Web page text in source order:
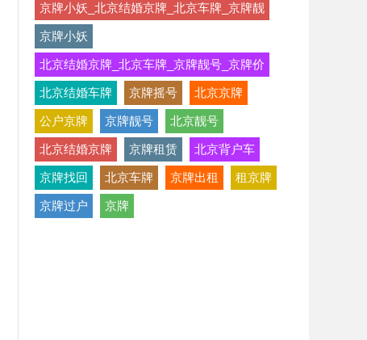
京牌小妖_北京结婚京牌_北京车牌_京牌靓
京牌小妖
北京结婚京牌_北京车牌_京牌靓号_京牌价
北京结婚车牌 京牌摇号 北京京牌
公户京牌 京牌靓号 北京靓号
北京结婚京牌 京牌租赁 北京背户车
京牌找回 北京车牌 京牌出租 租京牌
京牌过户 京牌